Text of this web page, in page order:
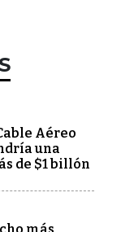
Aéreo
una
de $1 billón